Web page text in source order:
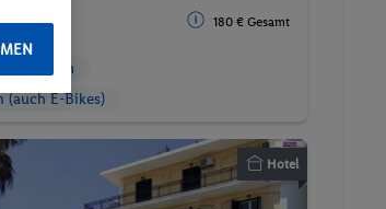
180 € Gesamt
Massagen
(auch E-Bikes)
Hotel